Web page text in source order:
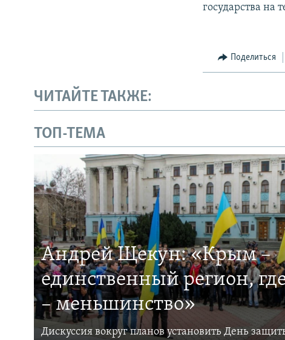
государства на
Поделиться
ЧИТАЙТЕ ТАКЖЕ:
ТОП-ТЕМА
Андрей Щекун: «Крым –
единственный регион,
– меньшинство»
Дискуссия вокруг планов установить День